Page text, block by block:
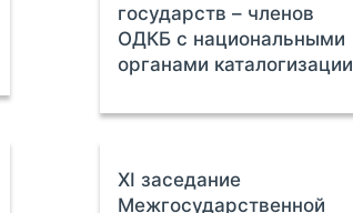
государств – членов
ОДКБ с национальными
органами каталогизации
ХI заседание
Межгосударственной